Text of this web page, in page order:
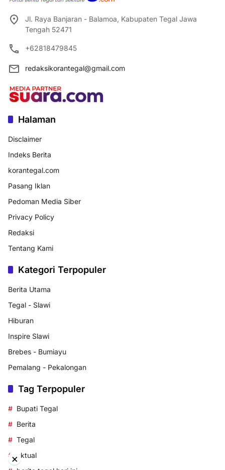
Jl. Raya Banjaran - Balamoa, Kabupaten Tegal Jawa
Tengah 52471
+62818479845
redaksikorantegal@gmail.com
Halaman
Disclaimer
Indeks Berita
korantegal.com
Pasang Iklan
Pedoman Media Siber
Privacy Policy
Redaksi
Tentang Kami
Kategori Terpopuler
Berita Utama
Tegal - Slawi
Hiburan
Inspire Slawi
Brebes - Bumiayu
Pemalang - Pekalongan
Tag Terpopuler
Bupati Tegal
Berita
Tegal
aktual
×